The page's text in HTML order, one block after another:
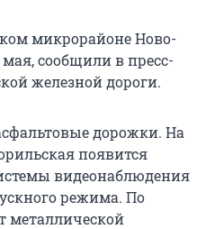
микрорайоне Ново-
сообщили в пресс-
железной дороги.
дорожки. На
появится
видеонаблюдения
режима. По
металлической